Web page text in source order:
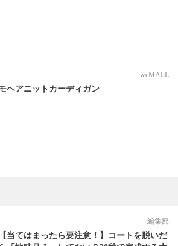
weMALL
ヘアニットカーディガン
編集部
【当てはまったら要注意！】コートを脱いだ